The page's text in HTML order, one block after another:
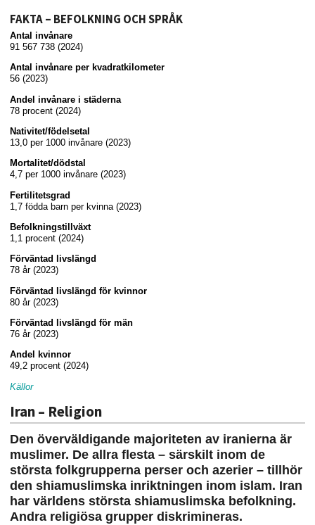
FAKTA – BEFOLKNING OCH SPRÅK
Antal invånare
91 567 738 (2024)
Antal invånare per kvadratkilometer
56 (2023)
Andel invånare i städerna
78 procent (2024)
Nativitet/födelsetal
13,0 per 1000 invånare (2023)
Mortalitet/dödstal
4,7 per 1000 invånare (2023)
Fertilitetsgrad
1,7 födda barn per kvinna (2023)
Befolkningstillväxt
1,1 procent (2024)
Förväntad livslängd
78 år (2023)
Förväntad livslängd för kvinnor
80 år (2023)
Förväntad livslängd för män
76 år (2023)
Andel kvinnor
49,2 procent (2024)
Källor
Iran – Religion
Den överväldigande majoriteten av iranierna är
muslimer. De allra flesta – särskilt inom de
största folkgrupperna perser och azerier – tillhör
den shiamuslimska inriktningen inom islam. Iran
har världens största shiamuslimska befolkning.
Andra religiösa grupper diskrimineras.